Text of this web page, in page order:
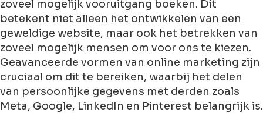
zoveel mogelijk vooruitgang boeken. Dit
betekent niet alleen het ontwikkelen van een
geweldige website, maar ook het betrekken van
zoveel mogelijk mensen om voor ons te kiezen.
Geavanceerde vormen van online marketing zijn
cruciaal om dit te bereiken, waarbij het delen
van persoonlijke gegevens met derden zoals
Meta, Google, LinkedIn en Pinterest belangrijk is.